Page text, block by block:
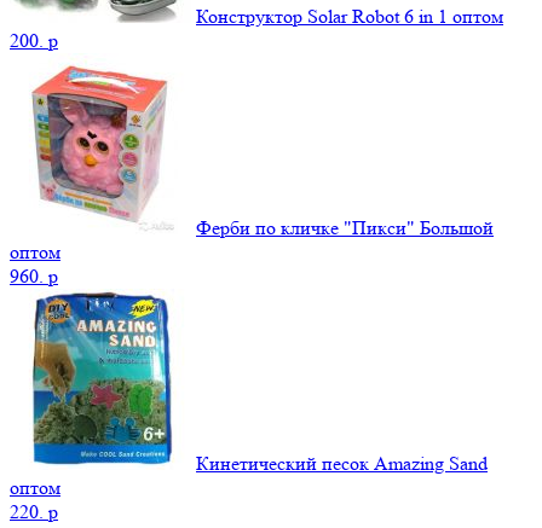
Конструктор Solar Robot 6 in 1 оптом
200. p
Ферби по кличке "Пикси" Большой
оптом
960. p
Кинетический песок Amazing Sand
оптом
220. p